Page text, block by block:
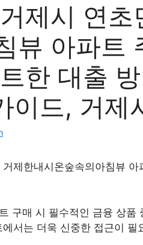
제시 연
뷰 아파트
한 대출
이드, 거제
제한내시온숲속의아침뷰 아
구매 시 필수적인 금융 상품
서는 더욱 신중한 접근이 필